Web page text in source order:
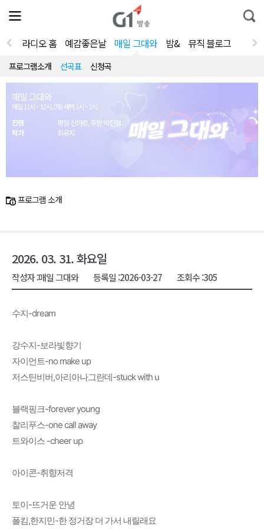
전
체
뉴
열
통
합
라디오 홈 예감좋은날 매일 그대와 밤& 뮤직 블로그
프로그램소개 선곡표 신청곡
매일 그대와
매일 11시 ~ 12시, (재) 새벽 1시 ~ 2시
진행
평일 신아림, 주말 박진형
작가
최유지
프로그램 소개
2026. 03. 31. 화요일
작성자 :매일 그대와 등록일 :2026-03-27 조회수 :305
수지-dream
강수지-보라빛향기
자이언트-no make up
저스틴비버,아리아나그란데-stuck with u
블랙핑크-forever young
찰리푸스-one call away
트와이스 -cheer up
아이콘-취향저격
토이-뜨거운 안녕
폴킴,한지민-한 정거장 더 가서 내릴래요